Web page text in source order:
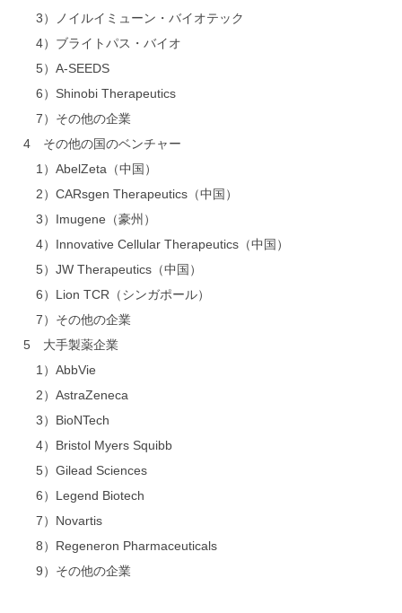
3）ノイルイミューン・バイオテック
4）ブライトパス・バイオ
5）A-SEEDS
6）Shinobi Therapeutics
7）その他の企業
4 その他の国のベンチャー
1）AbelZeta（中国）
2）CARsgen Therapeutics（中国）
3）Imugene（豪州）
4）Innovative Cellular Therapeutics（中国）
5）JW Therapeutics（中国）
6）Lion TCR（シンガポール）
7）その他の企業
5 大手製薬企業
1）AbbVie
2）AstraZeneca
3）BioNTech
4）Bristol Myers Squibb
5）Gilead Sciences
6）Legend Biotech
7）Novartis
8）Regeneron Pharmaceuticals
9）その他の企業